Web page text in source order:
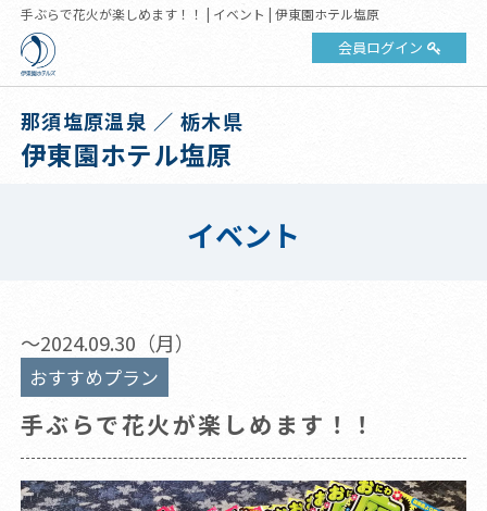
手ぶらで花火が楽しめます！！ | イベント | 伊東園ホテル塩原
会員ログイン
那須塩原温泉 ／ 栃木県
伊東園ホテル塩原
イベント
～2024.09.30（月）
おすすめプラン
手ぶらで花火が楽しめます！！